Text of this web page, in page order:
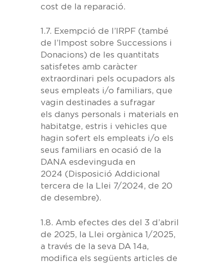
cost de la reparació.
1.7. Exempció de l’IRPF (també
de l’Impost sobre Successions i
Donacions) de les quantitats
satisfetes amb caràcter
extraordinari pels ocupadors als
seus empleats i/o familiars, que
vagin destinades a sufragar
elsdanys personals i materials en
habitatge, estris i vehicles que
hagin sofert els empleats i/o els
seus familiars en ocasió de la
DANA esdevinguda en
2024 (Disposició Addicional
tercera de la Llei 7/2024, de 20
de desembre).
1.8. Amb efectes des del 3 d’abril
de 2025, la Llei orgànica 1/2025,
a través de la seva DA 14a,
modifica els següents articles de